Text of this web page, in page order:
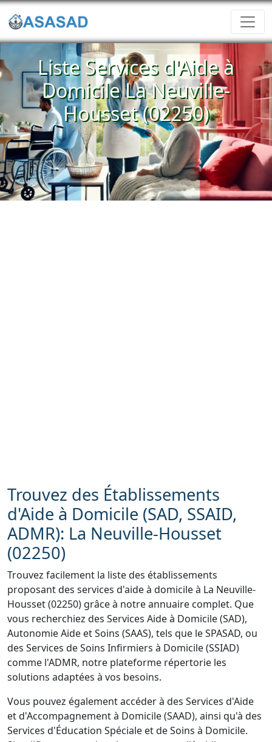
Liste Services d'Aide à
Domicile La Neuville-
Housset (02250)
Trouvez des Établissements
d'Aide à Domicile (SAD, SSAID,
ADMR): La Neuville-Housset
(02250)
Trouvez facilement la liste des établissements
proposant des services d'aide à domicile à La Neuville-
Housset (02250) grâce à notre annuaire complet. Que
vous recherchiez des Services Aide à Domicile (SAD),
Autonomie Aide et Soins (SAAS), tels que le SPASAD, ou
des Services de Soins Infirmiers à Domicile (SSIAD)
comme l'ADMR, notre plateforme répertorie les
solutions adaptées à vos besoins.
Vous pouvez également accéder à des Services d'Aide
et d'Accompagnement à Domicile (SAAD), ainsi qu'à des
Services d'Éducation Spéciale et de Soins à Domicile.